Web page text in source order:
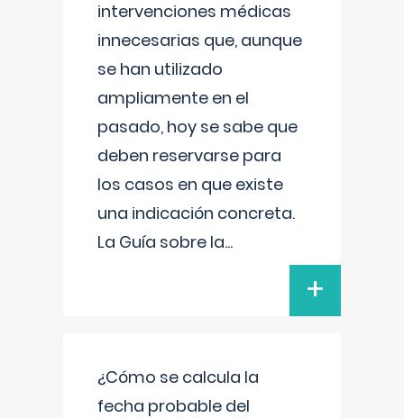
intervenciones médicas
innecesarias que, aunque
se han utilizado
ampliamente en el
pasado, hoy se sabe que
deben reservarse para
los casos en que existe
una indicación concreta.
La Guía sobre la...
+
¿Cómo se calcula la
fecha probable del